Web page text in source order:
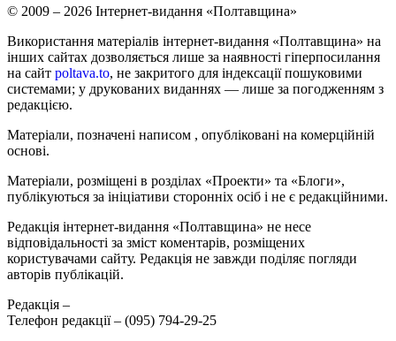
© 2009 – 2026 Інтернет-видання «Полтавщина»
Використання матеріалів інтернет-видання «Полтавщина» на
інших сайтах дозволяється лише за наявності гіперпосилання
на сайт poltava.to, не закритого для індексації пошуковими
системами; у друкованих виданнях — лише за погодженням з
редакцією.
Матеріали, позначені написом , опубліковані на комерційній
основі.
Матеріали, розміщені в розділах «Проекти» та «Блоги»,
публікуються за ініціативи сторонніх осіб і не є редакційними.
Редакція інтернет-видання «Полтавщина» не несе
відповідальності за зміст коментарів, розміщених
користувачами сайту. Редакція не завжди поділяє погляди
авторів публікацій.
Редакція –
Телефон редакції – (095) 794-29-25